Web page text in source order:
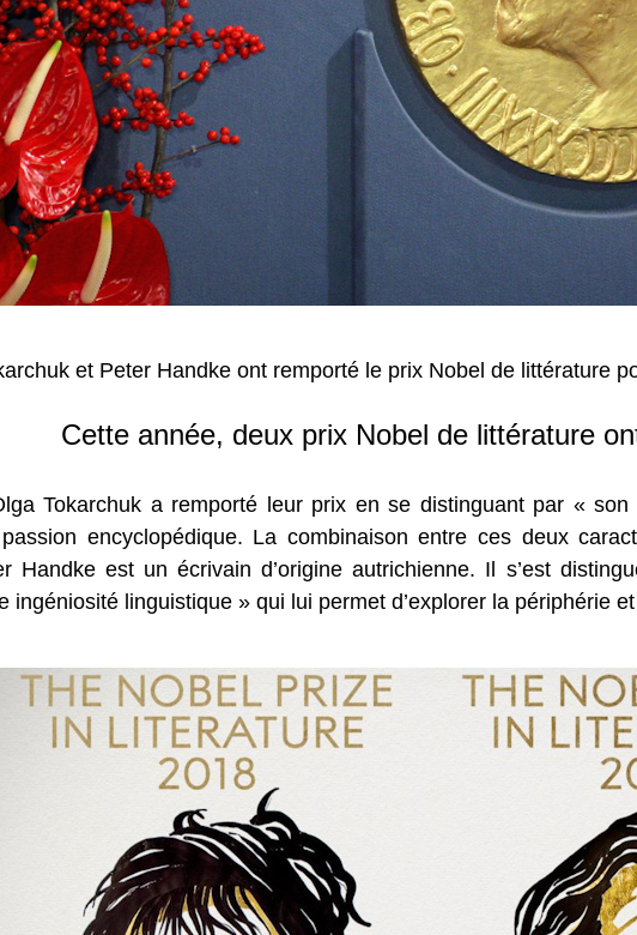
et Peter Handke ont remporté le prix Nobel de littérature
Cette année, deux prix Nobel de littérature
Tokarchuk a remporté leur prix en se distinguant par «
encyclopédique. La combinaison entre ces deux
Handke est un écrivain d’origine autrichienne. Il s’est
ingéniosité linguistique » qui lui permet d’explorer la périphérie